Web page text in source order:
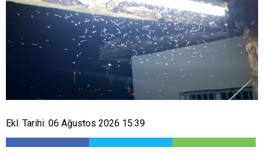
Ekl. Tarihi: 06 Ağustos 2026 15:39